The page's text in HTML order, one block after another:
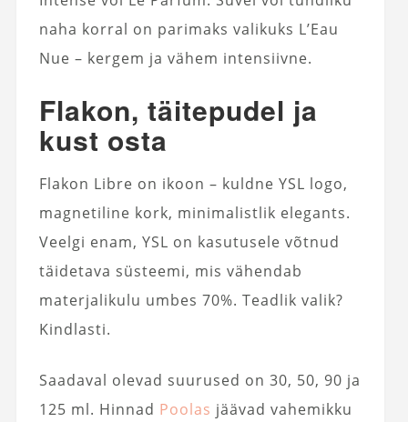
naha korral on parimaks valikuks L’Eau
Nue – kergem ja vähem intensiivne.
Flakon, täitepudel ja
kust osta
Flakon Libre on ikoon – kuldne YSL logo,
magnetiline kork, minimalistlik elegants.
Veelgi enam, YSL on kasutusele võtnud
täidetava süsteemi, mis vähendab
materjalikulu umbes 70%. Teadlik valik?
Kindlasti.
Saadaval olevad suurused on 30, 50, 90 ja
125 ml. Hinnad Poolas jäävad vahemikku